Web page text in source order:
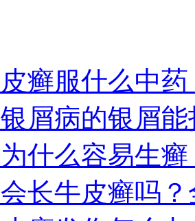
癣服什么中
屑病的银屑能
什么容易生
长牛皮癣吗